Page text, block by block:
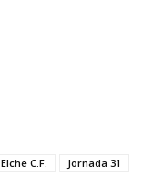
Elche C.F.
Jornada 31